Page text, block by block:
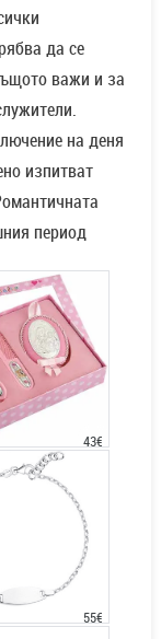
да се
важи и за
на деня
изпитват
период
43€
55€